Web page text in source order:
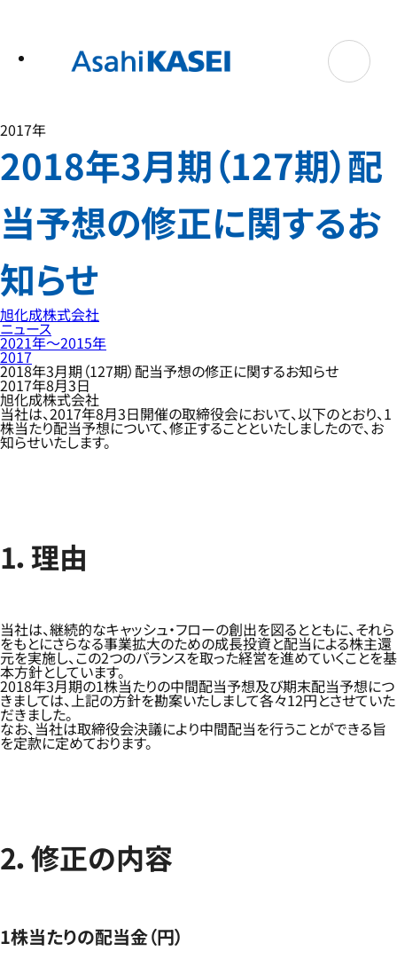
2017年
2018年3月期（127期）配
当予想の修正に関するお
知らせ
旭化成株式会社
ニュース
2021年〜2015年
2017
2018年3月期（127期）配当予想の修正に関するお知らせ
2017年8月3日
旭化成株式会社
当社は、2017年8月3日開催の取締役会において、以下のとおり、1
株当たり配当予想について、修正することといたしましたので、お
知らせいたします。
1．理由
当社は、継続的なキャッシュ・フローの創出を図るとともに、それら
をもとにさらなる事業拡大のための成長投資と配当による株主還
元を実施し、この2つのバランスを取った経営を進めていくことを基
本方針としています。
2018年3月期の1株当たりの中間配当予想及び期末配当予想につ
きましては、上記の方針を勘案いたしまして各々12円とさせていた
だきました。
なお、当社は取締役会決議により中間配当を行うことができる旨
を定款に定めております。
2．修正の内容
1株当たりの配当金（円）